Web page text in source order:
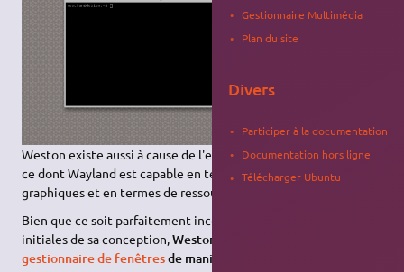
Weston existe aussi à cause de l'envie de montrer au plus tôt
ce dont Wayland est capable en terme de performances
graphiques et en termes de ressources.
Bien que ce soit parfaitement incohérent avec les raisons
initiales de sa conception,Weston peut être utilisé comme
gestionnaire de fenêtresde manière autonome
Gestionnaire Multimédia
Plan du site
Divers
Participer à la documentation
Documentation hors ligne
Télécharger Ubuntu